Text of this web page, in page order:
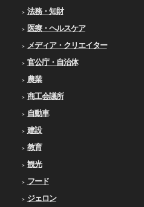
法務・知財
医療・ヘルスケア
メディア・クリエイター
官公庁・自治体
農業
商工会議所
自動車
建設
教育
観光
フード
ジェロン